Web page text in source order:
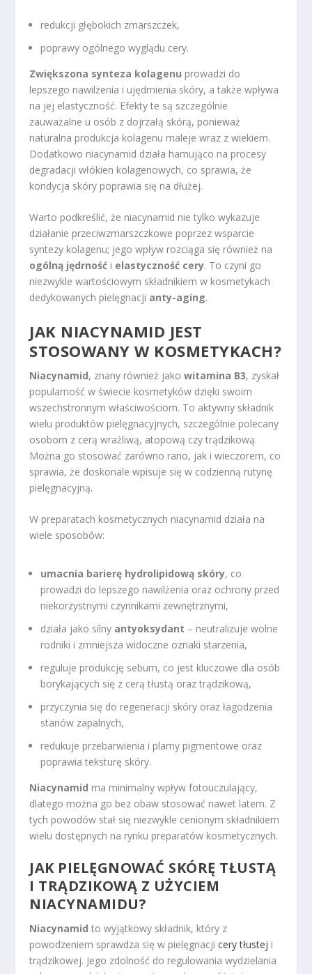
redukcji głębokich zmarszczek,
poprawy ogólnego wyglądu cery.
Zwiększona synteza kolagenu prowadzi do
lepszego nawilżenia i ujędrnienia skóry, a także wpływa
na jej elastyczność. Efekty te są szczególnie
zauważalne u osób z dojrzałą skórą, ponieważ
naturalna produkcja kolagenu maleje wraz z wiekiem.
Dodatkowo niacynamid działa hamująco na procesy
degradacji włókien kolagenowych, co sprawia, że
kondycja skóry poprawia się na dłużej.
Warto podkreślić, że niacynamid nie tylko wykazuje
działanie przeciwzmarszczkowe poprzez wsparcie
syntezy kolagenu; jego wpływ rozciąga się również na
ogólną jędrność i elastyczność cery. To czyni go
niezwykle wartościowym składnikiem w kosmetykach
dedykowanych pielęgnacji anty-aging.
JAK NIACYNAMID JEST
STOSOWANY W KOSMETYKACH?
Niacynamid, znany również jakowitamina B3, zyskał
popularność w świecie kosmetyków dzięki swoim
wszechstronnym właściwościom. To aktywny składnik
wielu produktów pielęgnacyjnych, szczególnie polecany
osobom z cerą wrażliwą, atopową czy trądzikową.
Można go stosować zarówno rano, jak i wieczorem, co
sprawia, że doskonale wpisuje się w codzienną rutynę
pielęgnacyjną.
W preparatach kosmetycznych niacynamid działa na
wiele sposobów:
umacnia barierę hydrolipidową skóry, co
prowadzi do lepszego nawilżenia oraz ochrony przed
niekorzystnymi czynnikami zewnętrznymi,
działa jako silny antyoksydant – neutralizuje wolne
rodniki i zmniejsza widoczne oznaki starzenia,
reguluje produkcję sebum, co jest kluczowe dla osób
borykających się z cerą tłustą oraz trądzikową,
przyczynia się do regeneracji skóry oraz łagodzenia
stanów zapalnych,
redukuje przebarwienia i plamy pigmentowe oraz
poprawia teksturę skóry.
Niacynamid ma minimalny wpływ fotouczulający,
dlatego można go bez obaw stosować nawet latem. Z
tych powodów stał się niezwykle cenionym składnikiem
wielu dostępnych na rynku preparatów kosmetycznych.
JAK PIELĘGNOWAĆ SKÓRĘ TŁUSTĄ
I TRĄDZIKOWĄ Z UŻYCIEM
NIACYNAMIDU?
Niacynamid to wyjątkowy składnik, który z
powodzeniem sprawdza się w pielęgnacjicery tłustej i
trądzikowej. Jego zdolność do regulowania wydzielania